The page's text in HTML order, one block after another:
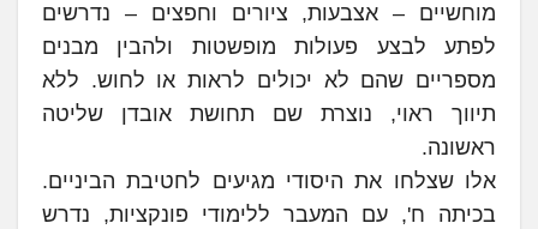
מוחשיים – אצבעות, ציורים וחפצים – נדרשים
לפתע לבצע פעולות מופשטות ולהבין מבנים
מספריים שהם לא יכולים לראות או לחוש. ללא
תיווך ראוי, נוצרת שם תחושת אובדן שליטה
ראשונה.
אלו שצלחו את היסודי מגיעים לחטיבת הביניים.
בכיתה ח', עם המעבר ללימודי פונקציות, נדרש